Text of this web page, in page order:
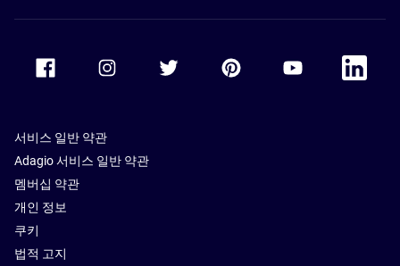
Accor Facebook Accor TwitterAccor PinterestAccor Youtube
Accor
서비스 일반 약관
Adagio 서비스 일반 약관
멤버십 약관
개인 정보
쿠키
법적 고지